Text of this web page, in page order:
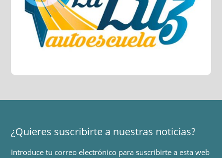
¿Quieres suscribirte a nuestras noticias?
Introduce tu correo electrónico para suscribirte a esta web